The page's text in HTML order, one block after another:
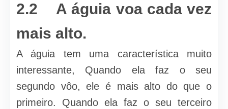
2.2 A águia voa cada vez
mais alto.
A águia tem uma característica muito
interessante, Quando ela faz o seu
segundo vôo, ele é mais alto do que o
primeiro. Quando ela faz o seu terceiro